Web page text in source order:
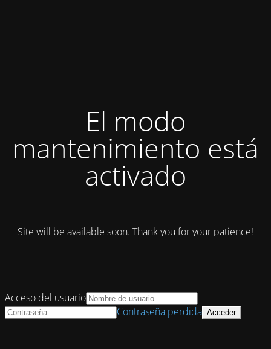
El modo
mantenimiento está
activado
Site will be available soon. Thank you for your patience!
Acceso del usuario
Contraseña perdida